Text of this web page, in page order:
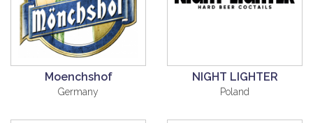
Moenchshof
Germany
NIGHT LIGHTER
Poland